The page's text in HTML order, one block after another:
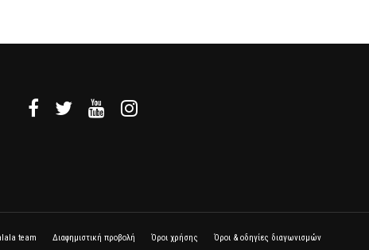
team Διαφημιστική προβολή Όροι χρήσης Όροι & οδηγίες διαγωνισμών